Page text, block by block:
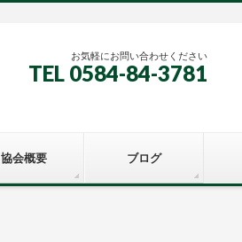
お気軽にお問い合わせください
TEL 0584-84-3781
協会概要 ブログ